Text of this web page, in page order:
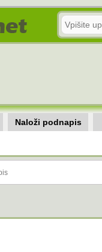
Naloži podnapis